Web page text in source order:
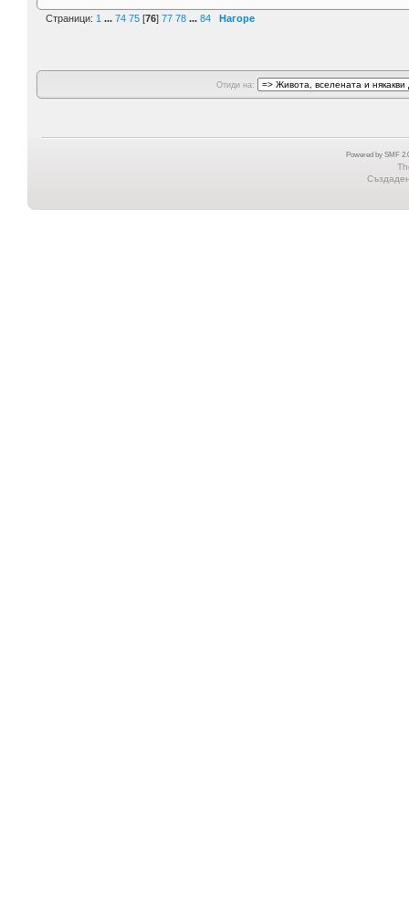
Страници: 1 ... 74 75 [76] 77 78 ... 84 Нагоре
Отиди на:
Powered by SMF